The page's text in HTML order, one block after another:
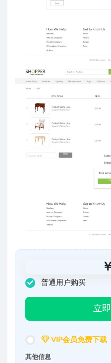
￥
普通用户购买
立
VIP会员免费下载
其他信息